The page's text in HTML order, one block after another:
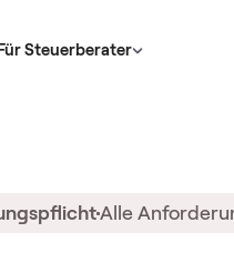
Für Steuerberater
Alle